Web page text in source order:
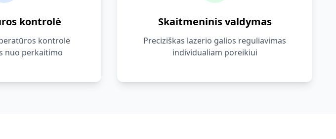
kontrolė
kontrolė
nuo perkaitimo
Skaitmeninis valdymas
Preciziškas lazerio galios reguliavimas
individualiam poreikiui